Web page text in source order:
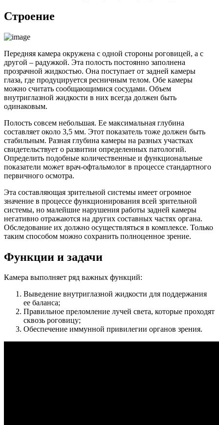
Строение
Передняя камера окружена с одной стороны роговицей, а с
другой – радужкой. Эта полость постоянно заполнена
прозрачной жидкостью. Она поступает от задней камеры
глаза, где продуцируется ресничным телом. Обе камеры
можно считать сообщающимися сосудами. Объем
внутриглазной жидкости в них всегда должен быть
одинаковым.
Полость совсем небольшая. Ее максимальная глубина
составляет около 3,5 мм. Этот показатель тоже должен быть
стабильным. Разная глубина камеры на разных участках
свидетельствует о развитии определенных патологий.
Определить подобные количественные и функциональные
показатели может врач-офтальмолог в процессе стандартного
первичного осмотра.
Эта составляющая зрительной системы имеет огромное
значение в процессе функционирования всей зрительной
системы, но малейшие нарушения работы задней камеры
негативно отражаются на других составных частях органа.
Обследование их должно осуществляться в комплексе. Только
таким способом можно сохранить полноценное зрение.
Функции и задачи
Камера выполняет ряд важных функций:
Выведение внутриглазной жидкости для поддержания
ее баланса;
Правильное преломление лучей света, которые проходят
сквозь роговицу;
Обеспечение иммунной привилегии органов зрения.